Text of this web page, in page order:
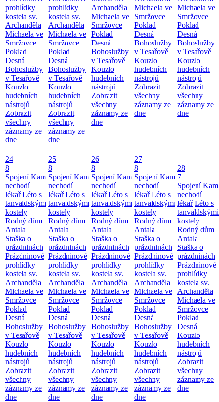
prohlídky
kostela sv.
Archanděla
Michaela ve
Smržovce
Poklad
Desná
Bohoslužby
v Tesařově
Kouzlo
hudebních
nástrojů
Zobrazit
všechny
záznamy ze
dne
prohlídky
kostela sv.
Archanděla
Michaela ve
Smržovce
Poklad
Desná
Bohoslužby
v Tesařově
Kouzlo
hudebních
nástrojů
Zobrazit
všechny
záznamy ze
dne
Archanděla
Michaela ve
Smržovce
Poklad
Desná
Bohoslužby
v Tesařově
Kouzlo
hudebních
nástrojů
Zobrazit
všechny
záznamy ze
dne
Michaela ve
Smržovce
Poklad
Desná
Bohoslužby
v Tesařově
Kouzlo
hudebních
nástrojů
Zobrazit
všechny
záznamy ze
dne
Michaela ve
Smržovce
Poklad
Desná
Bohoslužby
v Tesařově
Kouzlo
hudebních
nástrojů
Zobrazit
všechny
záznamy ze
dne
24
8
Spojení Kam
nechodí
lékař Léto s
tanvaldskými
kostely
Rodný dům
Antala
Staška o
prázdninách
Prázdninové
prohlídky
kostela sv.
Archanděla
Michaela ve
Smržovce
Poklad
Desná
Bohoslužby
v Tesařově
Kouzlo
hudebních
nástrojů
Zobrazit
všechny
záznamy ze
dne
25
8
Spojení Kam
nechodí
lékař Léto s
tanvaldskými
kostely
Rodný dům
Antala
Staška o
prázdninách
Prázdninové
prohlídky
kostela sv.
Archanděla
Michaela ve
Smržovce
Poklad
Desná
Bohoslužby
v Tesařově
Kouzlo
hudebních
nástrojů
Zobrazit
všechny
záznamy ze
dne
26
8
Spojení Kam
nechodí
lékař Léto s
tanvaldskými
kostely
Rodný dům
Antala
Staška o
prázdninách
Prázdninové
prohlídky
kostela sv.
Archanděla
Michaela ve
Smržovce
Poklad
Desná
Bohoslužby
v Tesařově
Kouzlo
hudebních
nástrojů
Zobrazit
všechny
záznamy ze
dne
27
8
Spojení Kam
nechodí
lékař Léto s
tanvaldskými
kostely
Rodný dům
Antala
Staška o
prázdninách
Prázdninové
prohlídky
kostela sv.
Archanděla
Michaela ve
Smržovce
Poklad
Desná
Bohoslužby
v Tesařově
Kouzlo
hudebních
nástrojů
Zobrazit
všechny
záznamy ze
dne
28
7
Spojení Kam
nechodí
lékař Léto s
tanvaldskými
kostely
Rodný dům
Antala
Staška o
prázdninách
Prázdninové
prohlídky
kostela sv.
Archanděla
Michaela ve
Smržovce
Poklad
Desná
Kouzlo
hudebních
nástrojů
Zobrazit
všechny
záznamy ze
dne